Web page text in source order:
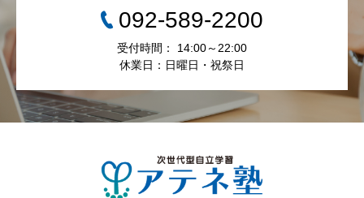
092-589-2200
受付時間： 14:00～22:00
休業日：日曜日・祝祭日